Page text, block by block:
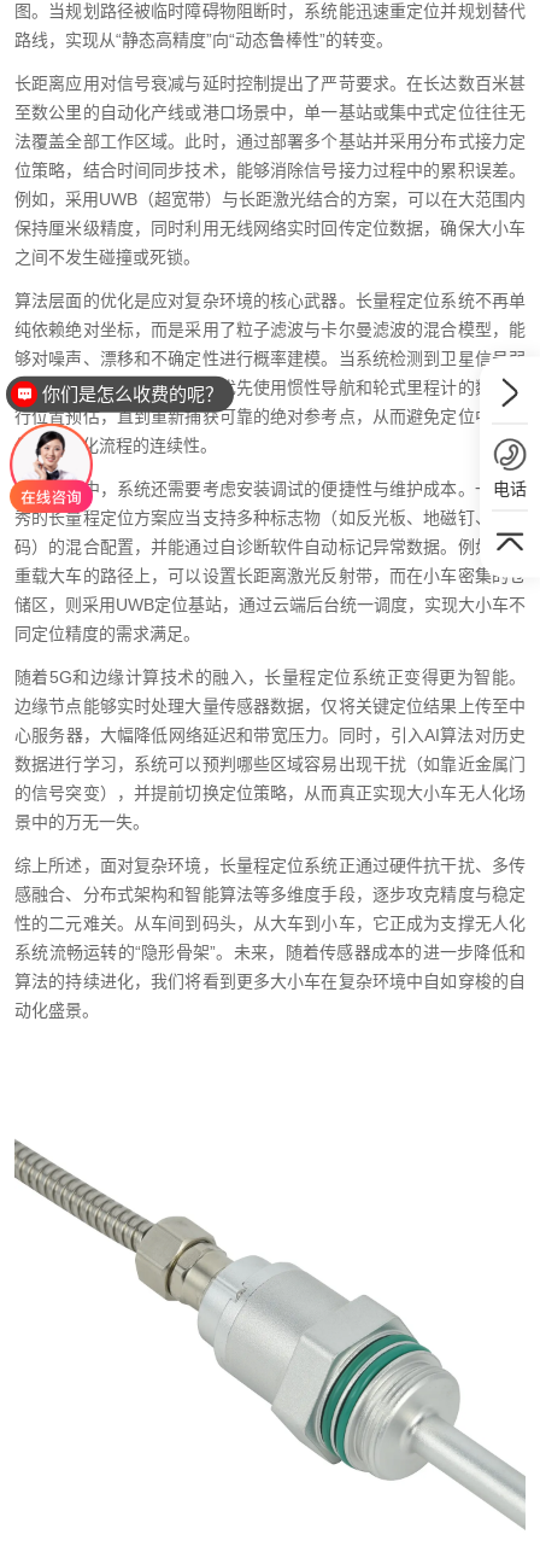
图。当规划路径被临时障碍物阻断时，系统能迅速重定位并规划替代
路线，实现从“静态高精度”向“动态鲁棒性”的转变。
长距离应用对信号衰减与延时控制提出了严苛要求。在长达数百米甚
至数公里的自动化产线或港口场景中，单一基站或集中式定位往往无
法覆盖全部工作区域。此时，通过部署多个基站并采用分布式接力定
位策略，结合时间同步技术，能够消除信号接力过程中的累积误差。
例如，采用UWB（超宽带）与长距激光结合的方案，可以在大范围内
保持厘米级精度，同时利用无线网络实时回传定位数据，确保大小车
之间不发生碰撞或死锁。
算法层面的优化是应对复杂环境的核心武器。长量程定位系统不再单
纯依赖绝对坐标，而是采用了粒子滤波与卡尔曼滤波的混合模型，能
够对噪声、漂移和不确定性进行概率建模。当系统检测到卫星信号弱
或反射标志丢失时，算法会优先使用惯性导航和轮式里程计的数据进
行位置预估，直到重新捕获可靠的绝对参考点，从而避免定位中断，
保障自动化流程的连续性。
实际部署中，系统还需要考虑安装调试的便捷性与维护成本。一个优
秀的长量程定位方案应当支持多种标志物（如反光板、地磁钉、二维
码）的混合配置，并能通过自诊断软件自动标记异常数据。例如，在
重载大车的路径上，可以设置长距离激光反射带，而在小车密集的仓
储区，则采用UWB定位基站，通过云端后台统一调度，实现大小车不
同定位精度的需求满足。
随着5G和边缘计算技术的融入，长量程定位系统正变得更为智能。
边缘节点能够实时处理大量传感器数据，仅将关键定位结果上传至中
心服务器，大幅降低网络延迟和带宽压力。同时，引入AI算法对历史
数据进行学习，系统可以预判哪些区域容易出现干扰（如靠近金属门
的信号突变），并提前切换定位策略，从而真正实现大小车无人化场
景中的万无一失。
综上所述，面对复杂环境，长量程定位系统正通过硬件抗干扰、多传
感融合、分布式架构和智能算法等多维度手段，逐步攻克精度与稳定
性的二元难关。从车间到码头，从大车到小车，它正成为支撑无人化
系统流畅运转的“隐形骨架”。未来，随着传感器成本的进一步降低和
算法的持续进化，我们将看到更多大小车在复杂环境中自如穿梭的自
动化盛景。
电话
你们是怎么收费的呢？